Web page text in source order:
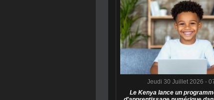
Jeudi 30 Juillet 2026 -
Le Kenya lance un